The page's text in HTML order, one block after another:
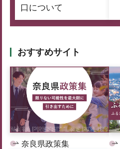
口について
おすすめサイト
奈良県政策集